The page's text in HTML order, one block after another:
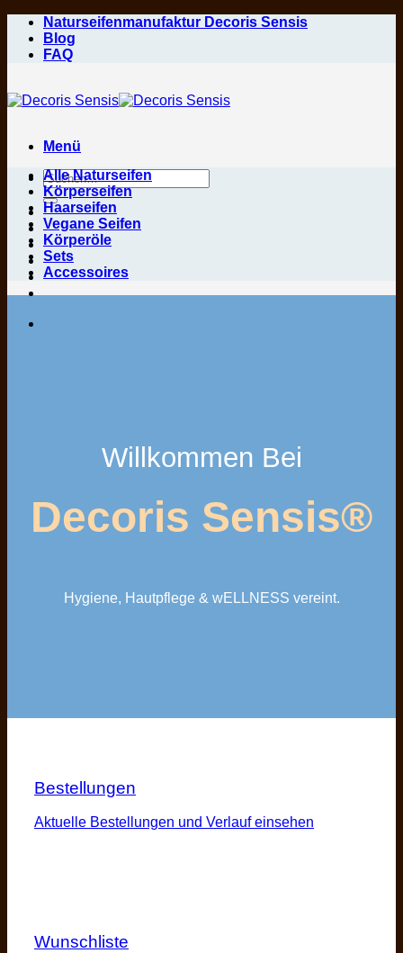
Zum
Inhalt
springen
Naturseifenmanufaktur Decoris Sensis
Blog
FAQ
Menü
Suchen
nach:
Alle Naturseifen
Körperseifen
Haarseifen
Vegane Seifen
Körperöle
Sets
Accessoires
Willkommen Bei
Decoris Sensis®
Hygiene, Hautpflege & wELLNESS vereint.
Bestellungen
Aktuelle Bestellungen und Verlauf einsehen
Wunschliste